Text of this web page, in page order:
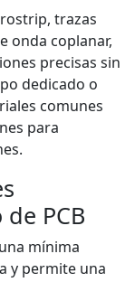
trazas
onda coplanar,
precisas sin
dedicado o
comunes
para
PCB
mínima
y permite una